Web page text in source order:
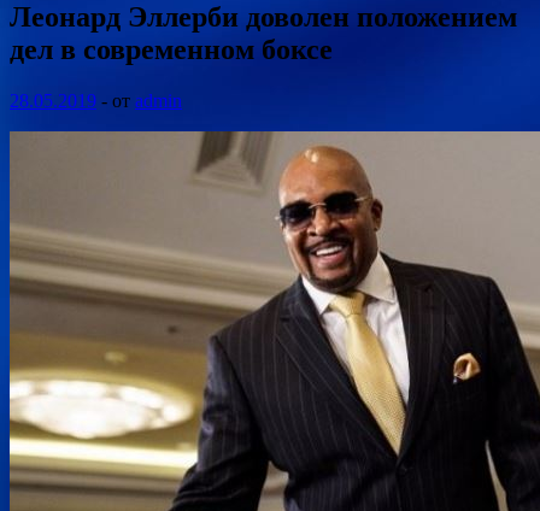
Леонард Эллерби доволен положением
дел в современном боксе
28.05.2019 - от admin